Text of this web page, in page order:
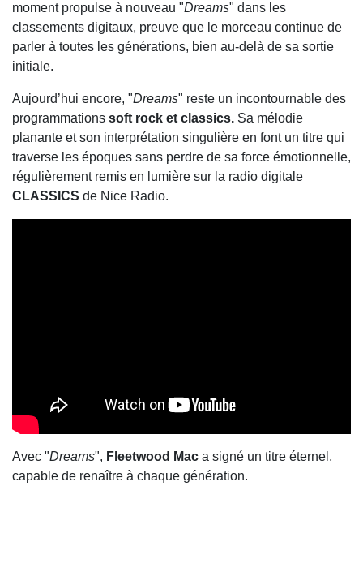
moment propulse à nouveau "Dreams" dans les
classements digitaux, preuve que le morceau continue de
parler à toutes les générations, bien au-delà de sa sortie
initiale.
Aujourd’hui encore, "Dreams" reste un incontournable des
programmations soft rock et classics. Sa mélodie
planante et son interprétation singulière en font un titre qui
traverse les époques sans perdre de sa force émotionnelle,
régulièrement remis en lumière sur la radio digitale
CLASSICS de Nice Radio.
Avec "Dreams", Fleetwood Mac a signé un titre éternel,
capable de renaître à chaque génération.